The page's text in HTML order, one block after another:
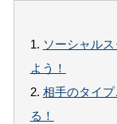
1. ソーシャル
よう！
2. 相手のタイ
る！